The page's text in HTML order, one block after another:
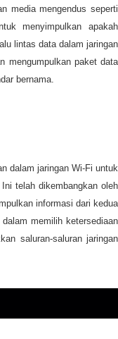
media mengendus seperti
menyimpulkan apakah
lintas data dalam jaringan
mengumpulkan paket data
bernama.
dalam jaringan Wi-Fi untuk
telah dikembangkan oleh
informasi dari kedua
memilih ketersediaan
saluran-saluran jaringan